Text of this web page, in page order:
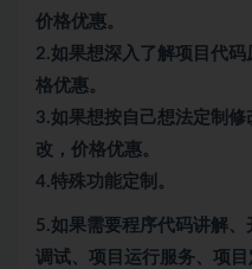
价格优惠。
2.如果想深入了解项目代
格优惠。
3.如果想按自己想法定制
改，价格优惠。
4.特殊功能定制。
5.如果需要程序代码讲解
调试、项目运行服务、项